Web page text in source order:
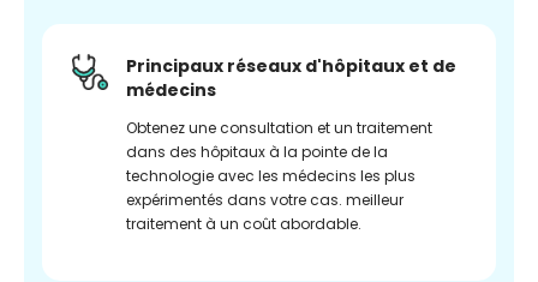
Principaux réseaux d'hôpitaux et de
médecins
Obtenez une consultation et un traitement
dans des hôpitaux à la pointe de la
technologie avec les médecins les plus
expérimentés dans votre cas. meilleur
traitement à un coût abordable.